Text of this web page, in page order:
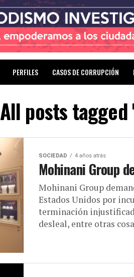
PERFILES CASOS DE CORRUPCIÓN
All posts
SOCIEDAD 4 años atrás
Mohinani Group
Mohinani Group
Estados Unidos por
terminación
desleal, entre otras